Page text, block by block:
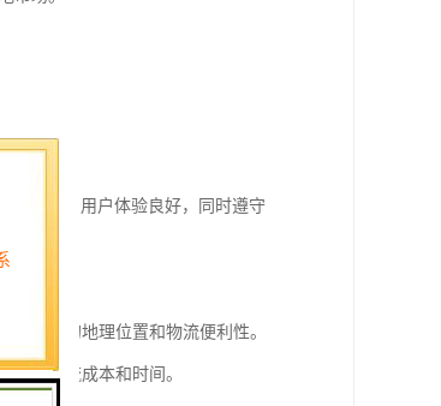
程顺畅，用户体验良好，同时遵守
有优越的地理位置和物流便利性。
业的物流成本和时间。